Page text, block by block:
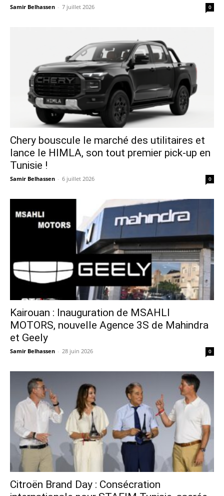
Samir Belhassen - 7 juillet 2026 0
Chery bouscule le marché des utilitaires et
lance le HIMLA, son tout premier pick-up en
Tunisie !
Samir Belhassen - 6 juillet 2026 0
Kairouan : Inauguration de MSAHLI
MOTORS, nouvelle Agence 3S de Mahindra
et Geely
Samir Belhassen - 28 juin 2026 0
Citroën Brand Day : Consécration